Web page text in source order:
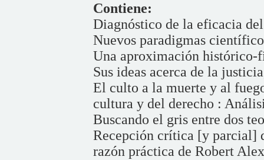
Contiene:
Diagnóstico de la eficacia
Nuevos paradigmas
Una aproximación histórico-
Sus ideas acerca de la
El culto a la muerte y al
cultura y del derecho :
Buscando el gris entre dos
Recepción crítica [y parcial]
razón práctica de Robert